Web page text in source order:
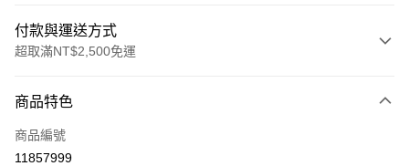
付款與運送方式
超取滿NT$2,500免運
信用卡一次付款
LINE Pay
商品特色
商品編號
11857999